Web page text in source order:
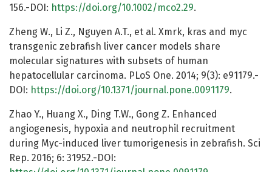
156.-DOI: https://doi.org/10.1002/mco2.29.
Zheng W., Li Z., Nguyen A.T., et al. Xmrk, kras and myc
transgenic zebrafish liver cancer models share
molecular signatures with subsets of human
hepatocellular carcinoma. PLoS One. 2014; 9(3): e91179.-
DOI: https://doi.org/10.1371/journal.pone.0091179.
Zhao Y., Huang X., Ding T.W., Gong Z. Enhanced
angiogenesis, hypoxia and neutrophil recruitment
during Myc-induced liver tumorigenesis in zebrafish. Sci
Rep. 2016; 6: 31952.-DOI: